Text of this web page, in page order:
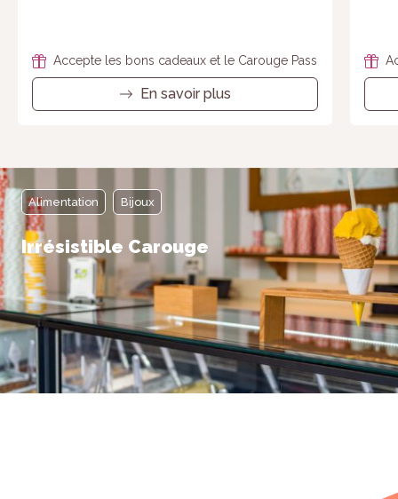
Accepte les bons cadeaux et le Carouge Pass
En savoir plus
Alimentation Bijoux
Irrésistible Carouge
Afin que notre
site Web
fonctionne
refusez ces
fonctionnalités
disparaîtront
du site Web.
Marketing
En partageant
votre intérêt et
votre
comportement